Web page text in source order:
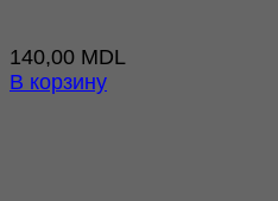
140,00 MDL
В корзину